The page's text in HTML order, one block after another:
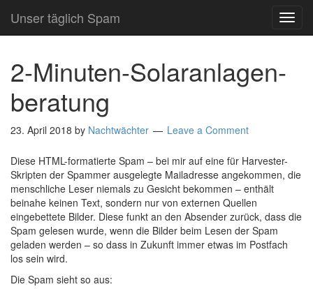
Unser täglich Spam
2-Minuten-Solaranlagen-
beratung
23. April 2018 by Nachtwächter Leave a Comment
Diese HTML-formatierte Spam – bei mir auf eine für Harvester-
Skripten der Spammer ausgelegte Mailadresse angekommen, die
menschliche Leser niemals zu Gesicht bekommen – enthält
beinahe keinen Text, sondern nur von externen Quellen
eingebettete Bilder. Diese funkt an den Absender zurück, dass die
Spam gelesen wurde, wenn die Bilder beim Lesen der Spam
geladen werden – so dass in Zukunft immer etwas im Postfach
los sein wird.
Die Spam sieht so aus: